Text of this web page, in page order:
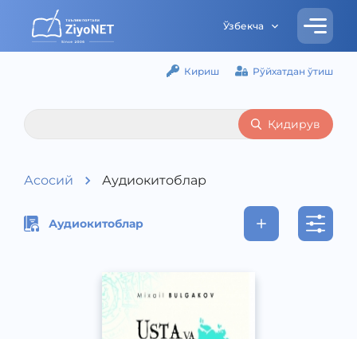
Ўзбекча
Кириш Рўйхатдан ўтиш
Қидирув
Асосий Аудиокитоблар
Аудиокитоблар